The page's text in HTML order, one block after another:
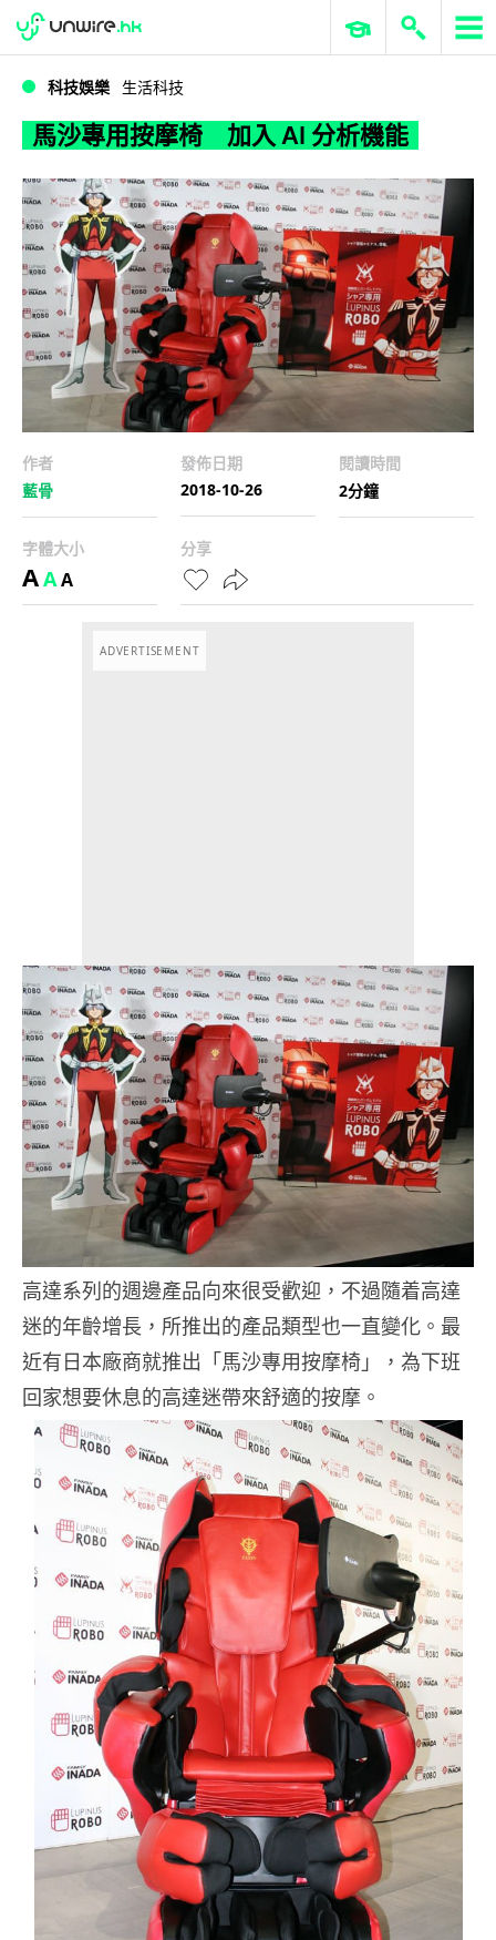
馬沙專用按摩椅 加入 AI 分析機能
WWDC 2026 ERP 與商業 AI
科技娛樂 生活科技
馬沙專用按摩椅 加入 AI 分析機能
作者
藍骨
發佈日期
2018-10-26
閱讀時間
2分鐘
字體大小
AAA
分享
ADVERTISEMENT
高達系列的週邊產品向來很受歡迎，不過隨着高達
迷的年齡增長，所推出的產品類型也一直變化。最
近有日本廠商就推出「馬沙專用按摩椅」，為下班
回家想要休息的高達迷帶來舒適的按摩。